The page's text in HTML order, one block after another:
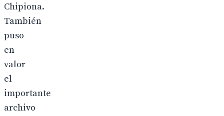
Chipiona.
También
puso
en
valor
el
importante
archivo